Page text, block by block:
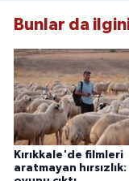
Bunlar da
Kırıkkale'de filmleri
aratmayan